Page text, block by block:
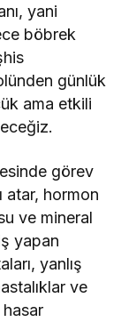
yani
böbrek
günlük
ama etkili
görev
atar, hormon
ve mineral
yapan
yanlış
ve
hasar